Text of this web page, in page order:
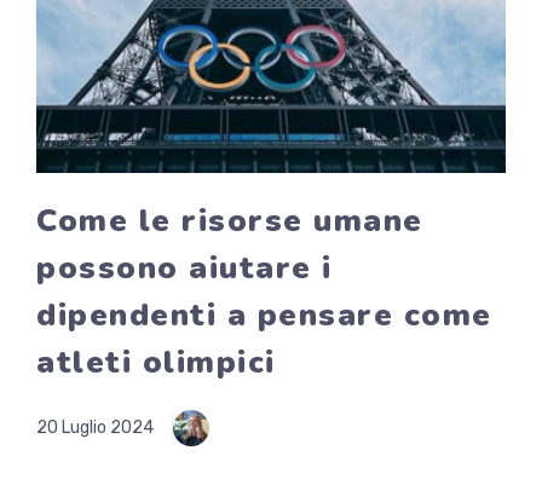
Come le risorse umane
possono aiutare i
dipendenti a pensare come
atleti olimpici
20 Luglio 2024